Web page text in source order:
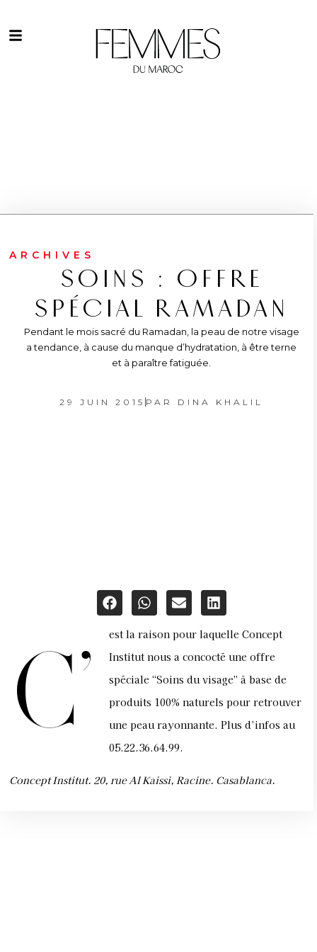
ARCHIVES
SOINS : OFFRE
SPÉCIAL RAMADAN
Pendant le mois sacré du Ramadan, la peau de notre visage
a tendance, à cause du manque d’hydratation, à être terne
et à paraître fatiguée.
29 JUIN 2015 PAR DINA KHALIL
C’
est la raison pour laquelle Concept
Institut nous a concocté une offre
spéciale “Soins du visage” à base de
produits 100% naturels pour retrouver
une peau rayonnante. Plus d’infos au
05.22.36.64.99.
Concept Institut. 20, rue Al Kaissi, Racine. Casablanca.